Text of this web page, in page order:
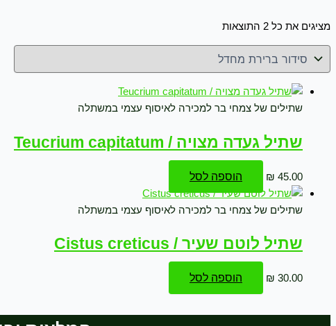
מציגים את כל ⁦2⁩ התוצאות
שתילים של צמחי בר למכירה לאיסוף עצמי במשתלה
שתיל געדה מצויה / Teucrium capitatum
₪ 45.00 הוספה לסל
שתילים של צמחי בר למכירה לאיסוף עצמי במשתלה
שתיל לוטם שעיר / Cistus creticus
₪ 30.00 הוספה לסל